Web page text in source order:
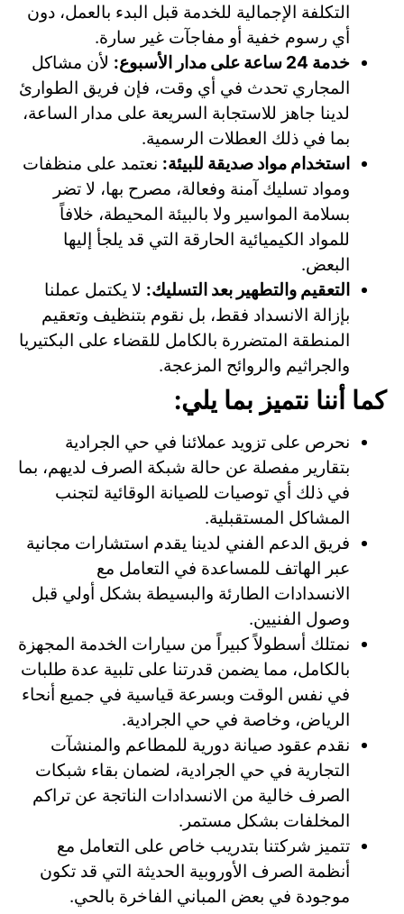
التكلفة الإجمالية للخدمة قبل البدء بالعمل، دون
أي رسوم خفية أو مفاجآت غير سارة.
خدمة 24 ساعة على مدار الأسبوع:
لأن مشاكل
المجاري تحدث في أي وقت، فإن فريق الطوارئ
لدينا جاهز للاستجابة السريعة على مدار الساعة،
بما في ذلك العطلات الرسمية.
استخدام مواد صديقة للبيئة: نعتمد على منظفات
ومواد تسليك آمنة وفعالة، مصرح بها، لا تضر
بسلامة المواسير ولا بالبيئة المحيطة، خلافاً
للمواد الكيميائية الحارقة التي قد يلجأ إليها
البعض.
التعقيم والتطهير بعد التسليك: لا يكتمل عملنا
بإزالة الانسداد فقط، بل نقوم بتنظيف وتعقيم
المنطقة المتضررة بالكامل للقضاء على البكتيريا
والجراثيم والروائح المزعجة.
كما أننا نتميز بما يلي:
نحرص على تزويد عملائنا في حي الجرادية
بتقارير مفصلة عن حالة شبكة الصرف لديهم، بما
في ذلك أي توصيات للصيانة الوقائية لتجنب
المشاكل المستقبلية.
فريق الدعم الفني لدينا يقدم استشارات مجانية
عبر الهاتف للمساعدة في التعامل مع
الانسدادات الطارئة والبسيطة بشكل أولي قبل
وصول الفنيين.
نمتلك أسطولاً كبيراً من سيارات الخدمة المجهزة
بالكامل، مما يضمن قدرتنا على تلبية عدة طلبات
في نفس الوقت وبسرعة قياسية في جميع أنحاء
الرياض، وخاصة في حي الجرادية.
نقدم عقود صيانة دورية للمطاعم والمنشآت
التجارية في حي الجرادية، لضمان بقاء شبكات
الصرف خالية من الانسدادات الناتجة عن تراكم
المخلفات بشكل مستمر.
تتميز شركتنا بتدريب خاص على التعامل مع
أنظمة الصرف الأوروبية الحديثة التي قد تكون
موجودة في بعض المباني الفاخرة بالحي.